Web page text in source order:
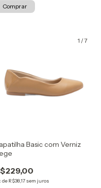
Comprar
1 /7
Basic com Verniz
de R$38,17 sem juros